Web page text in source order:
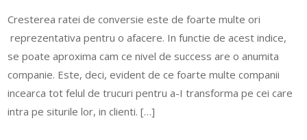
Cresterea ratei de conversie este de foarte multe ori
reprezentativa pentru o afacere. In functie de acest indice,
se poate aproxima cam ce nivel de success are o anumita
companie. Este, deci, evident de ce foarte multe companii
incearca tot felul de trucuri pentru a-I transforma pe cei care
intra pe siturile lor, in clienti. […]